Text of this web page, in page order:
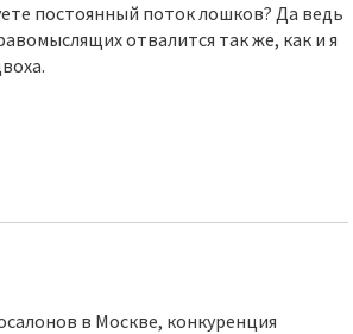
постоянный поток лошков? Да ведь
отвалится так же, как и я
в Москве, конкуренция